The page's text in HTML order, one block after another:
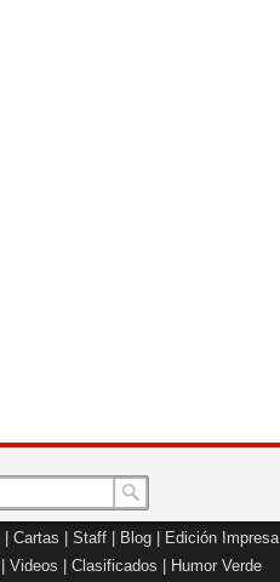
Cartas Staff Blog
Edición Impresa
Videos Clasificados Humor Verde